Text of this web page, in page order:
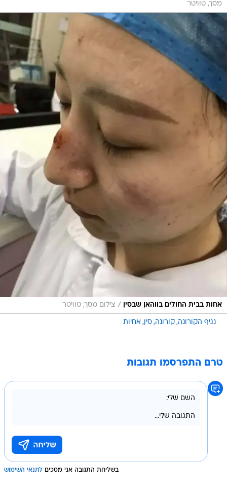
מסך, טוויטר
אחות בבית החולים בווהאן שבסין / צילום מסך, טוויטר
נגיף הקורונה קורונה סין אחיות
טרם התפרסמו תגובות
בשליחת התגובה אני מסכים לתנאי השימוש